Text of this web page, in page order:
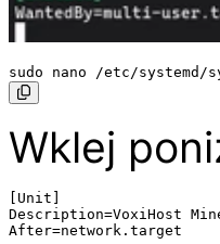
Wklej
[Unit]
Description=VoxiHost
After=network.target